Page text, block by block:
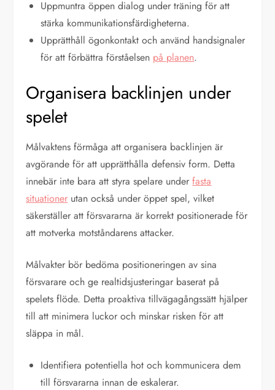
Uppmuntra öppen dialog under träning för att
stärka kommunikationsfärdigheterna.
Upprätthåll ögonkontakt och använd handsignaler
för att förbättra förståelsen på planen.
Organisera backlinjen under
spelet
Målvaktens förmåga att organisera backlinjen är
avgörande för att upprätthålla defensiv form. Detta
innebär inte bara att styra spelare underfasta
situationer utan också under öppet spel, vilket
säkerställer att försvararna är korrekt positionerade för
att motverka motståndarens attacker.
Målvakter bör bedöma positioneringen av sina
försvarare och ge realtidsjusteringar baserat på
spelets flöde. Detta proaktiva tillvägagångssätt hjälper
till att minimera luckor och minskar risken för att
släppa in mål.
Identifiera potentiella hot och kommunicera dem
till försvararna innan de eskalerar.